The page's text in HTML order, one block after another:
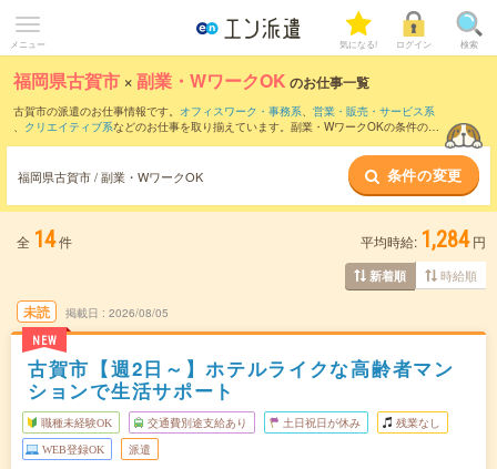
メニュー 気になる! ログイン 検索
福岡県古賀市 ×副業・WワークOK のお仕事一覧
古賀市の派遣のお仕事情報です。 オフィスワーク・事務系、 営業・販売・サービス系
、 クリエイティブ系などのお仕事を取り揃えています。副業・WワークOKの条件の他
福岡県古賀市 / 副業・WワークOK 条件の変更
全 14件 平均時給: 1,284 円
新着順 時給順
未読
NEW
掲載日 2026/08/05
古賀市【週2日～】ホテルライクな高齢者マン
ションで生活サポート
職種未経験OK 交通費別途支給あり 土日祝日が休み 残業なし
WEB登録OK 派遣